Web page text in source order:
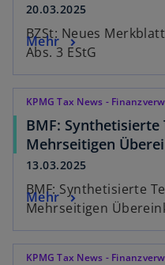
20.03.2025
BZSt: Neues
Abs. 3 EStG
Mehr
KPMG Tax News -
BMF: Synthetisierte
Mehrseitigen
13.03.2025
BMF: Synthetisierte
Mehrseitigen
Mehr
KPMG Tax News -